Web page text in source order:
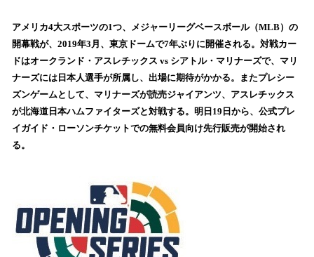
！
数
を
読
込
み
中
で
アメリカ4大スポーツの1つ、メジャーリーグベースボール（MLB）の
開幕戦が、2019年3月、東京ドームで7年ぶりに開催される。対戦カー
ドはオークランド・アスレチックス vs シアトル・マリナーズで、マリ
ナーズには日本人選手が所属し、出場に期待がかかる。またプレシー
ズンゲームとして、マリナーズが読売ジャイアンツ、アスレチックス
が北海道日本ハムファイターズと対戦する。明日19日から、公式プレ
イガイド・ローソンチケットでの無料会員向け先行販売が開始され
る。